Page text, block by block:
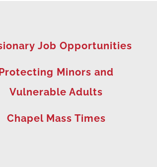
Job Opportunities
Minors and
Vulnerable Adults
Chapel Mass Times